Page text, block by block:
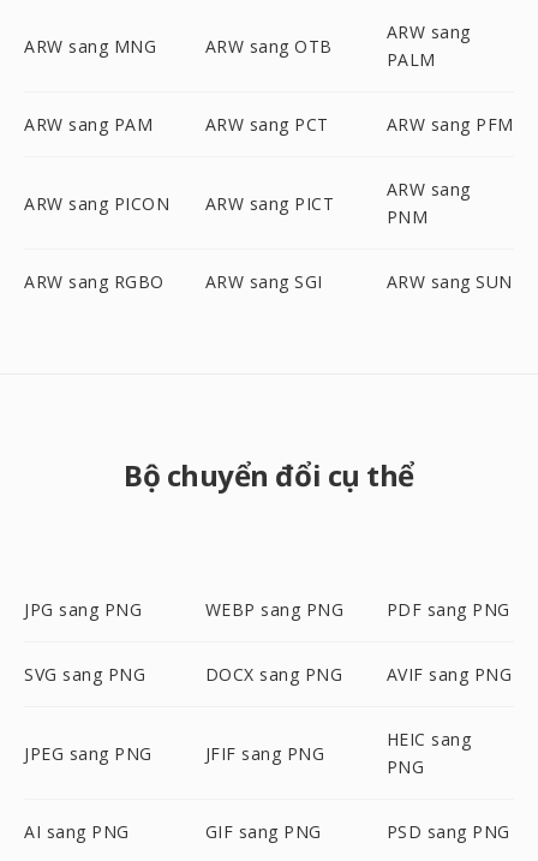
ARW sang MNG ARW sang OTB
ARW sang
PALM
ARW sang PAM ARW sang PCT ARW sang PFM
ARW sang PICON ARW sang PICT
ARW sang
PNM
ARW sang RGBO ARW sang SGI ARW sang SUN
Bộ chuyển đổi cụ thể
JPG sang PNG WEBP sang PNG PDF sang PNG
SVG sang PNG DOCX sang PNG AVIF sang PNG
JPEG sang PNG JFIF sang PNG
HEIC sang
PNG
AI sang PNG GIF sang PNG PSD sang PNG